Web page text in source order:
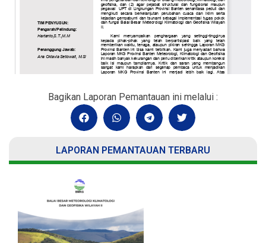
Bagikan Laporan Pemantauan ini melalui :
LAPORAN PEMANTAUAN TERBARU